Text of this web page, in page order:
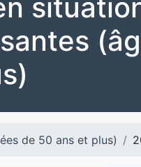
de 50 ans et plus)